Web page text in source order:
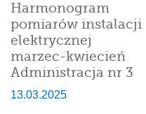
Harmonogram
pomiarów instalacji
elektrycznej
marzec-kwiecień
Administracja nr 3
13.03.2025